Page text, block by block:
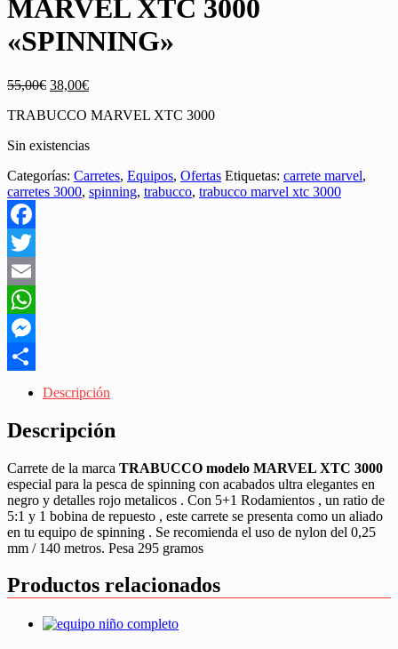
MARVEL XTC 3000
«SPINNING»
55,00€ El
original
55,00€.
38,00€El
actual
38,00€.
TRABUCCO MARVEL XTC 3000
Sin existencias
Categorías: Carretes, Equipos, Ofertas Etiquetas: carrete marvel,
carretes 3000, spinning, trabucco, trabucco marvel xtc 3000
Facebook
Twitter
Email
WhatsApp
Messenger
Descripción
Descripción
Carrete de la marca TRABUCCO modelo MARVEL XTC 3000
especial para la pesca de spinning con acabados ultra elegantes en
negro y detalles rojo metalicos . Con 5+1 Rodamientos , un ratio de
5:1 y 1 bobina de repuesto , este carrete se presenta como un aliado
en tu equipo de spinning . Se recomienda el uso de nylon del 0,25
mm / 140 metros. Pesa 295 gramos
Productos relacionados